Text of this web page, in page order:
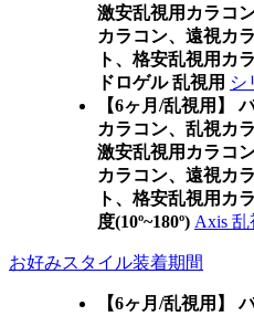
激安乱視用カラコ
カラコン、遠視カ
ト、格安乱視用カ
ドロゲル 乱視用 シ
【6ヶ月/乱視用】
カラコン、乱視カ
激安乱視用カラコ
カラコン、遠視カ
ト、格安乱視用カ
度(10º~180º) Axis 乱
お好みスタイル装着期間
【6ヶ月/乱視用】